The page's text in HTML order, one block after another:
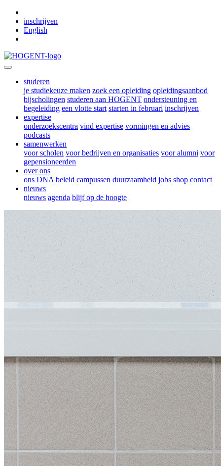
inschrijven
English
studeren
je studiekeuze maken zoek een opleiding opleidingsaanbod
bijscholingen studeren aan HOGENT ondersteuning en
begeleiding een vlotte start starten in februari inschrijven
expertise
onderzoekscentra vind expertise vormingen en advies
podcasts
samenwerken
voor scholen voor bedrijven en organisaties voor alumni voor
gepensioneerden
over ons
ons DNA beleid campussen duurzaamheid jobs shop contact
nieuws
nieuws agenda blijf op de hoogte